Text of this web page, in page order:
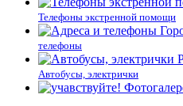
Телефоны экстренной помощи
телефоны
Автобусы, электрички